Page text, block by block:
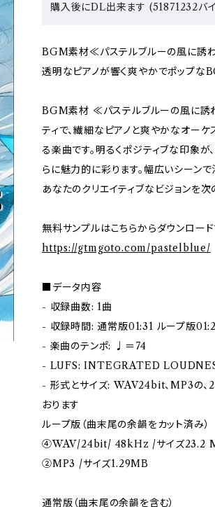
購入後にDL出来ます (51871232バ
BGM素材≪パステルブルーの風に誘
透明なピアノが響く爽やかでポップな
BGM素材 ≪パステルブルーの風に誘
ティで、繊細なピアノと爽やかなオーケ
る楽曲です。明るくポジティブな印象が
らに魅力的に彩ります。幅広いシーン
あなたのクリエイティブなビジョンを次
無料サンプルはこちらからダウンロー
https://gtmgoto.com/pastelblue/
■データ内容
- 収録曲数: 1曲
- 収録時間: 通常版01:31 ループ版
- 楽曲のテンポ: ♩＝74
- LUFS: INTEGRATED
- 形式とサイズ: WAV24bit、MP3の、
おります
ループ版（曲末尾の余韻をカット済み）
④WAV/24bit/ 48kHz /サイズ23.2
②MP3 /サイズ1.29MB
通常版（曲末尾の余韻を含む）